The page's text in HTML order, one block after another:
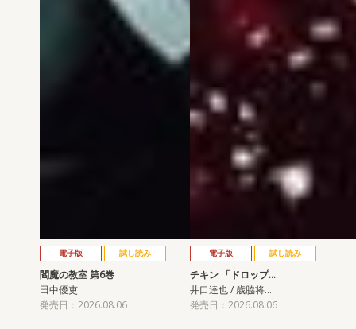
電子版 試し読み
閻魔の教室 第6巻
田中優吏
発売日：2026.08.06
電子版 試し読み
チキン 「ドロップ…
井口達也 / 歳脇将…
発売日：2026.08.06